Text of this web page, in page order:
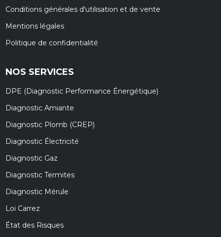
Conditions générales d'utilisation et de vente
Mentions légales
Politique de confidentialité
NOS SERVICES
DPE (Diagnostic Performance Énergétique)
Diagnostic Amiante
Diagnostic Plomb (CREP)
Diagnostic Électricité
Diagnostic Gaz
Diagnostic Termites
Diagnostic Mérule
Loi Carrez
État des Risques